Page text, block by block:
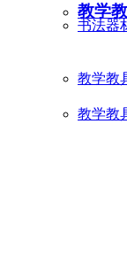
书法器
教学教
教学教
教学